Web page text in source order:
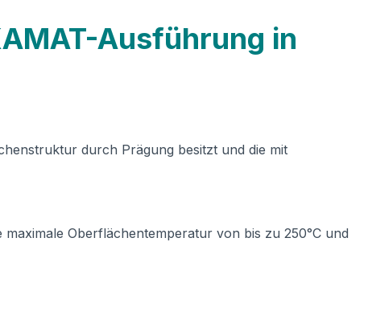
Ausführung in
durch Prägung besitzt und die mit
Oberflächentemperatur von bis zu 250°C und